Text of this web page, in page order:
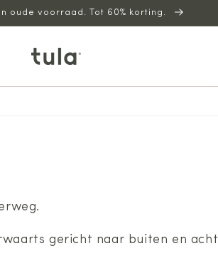
oude voorraad. Tot 60% korting.
gericht naar buiten en